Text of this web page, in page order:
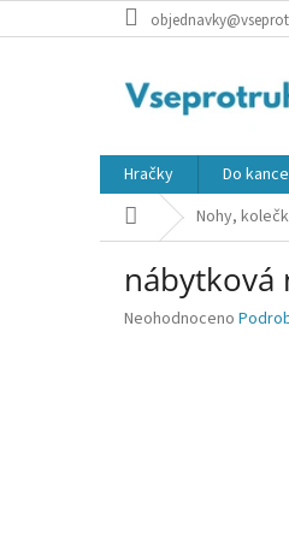
na
Hračky Do
Domů Nohy,
nábytková
Průměrné
Neohodnoceno